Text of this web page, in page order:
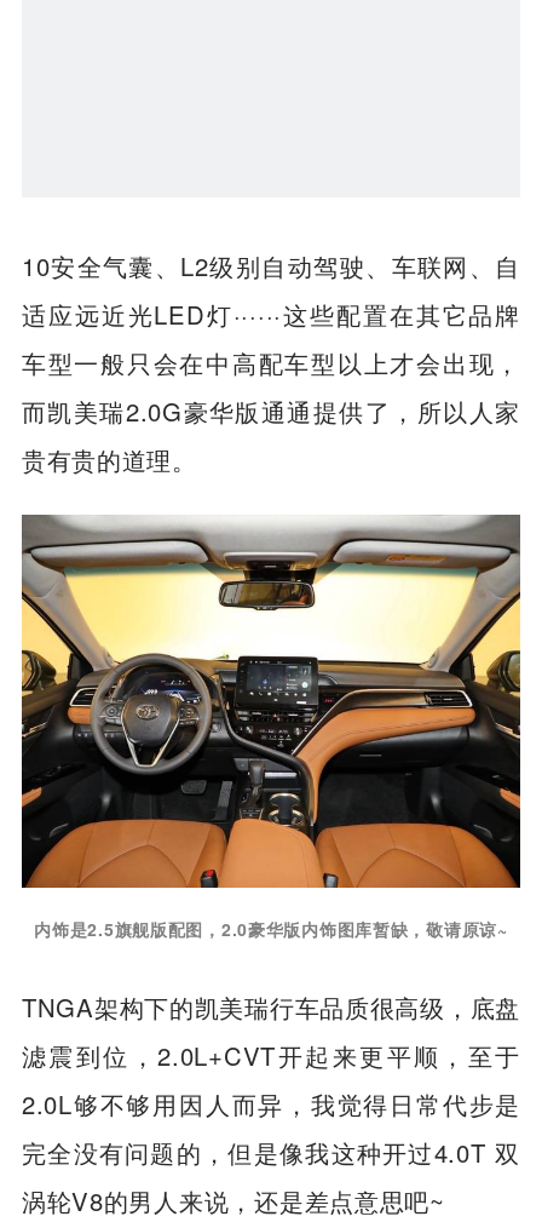
10安全气囊、L2级别自动驾驶、车联网、自
适应远近光LED灯······这些配置在其它品牌
车型一般只会在中高配车型以上才会出现，
贵有贵的道理。
内饰是2.5旗舰版配图，2.0豪华版内饰图库暂缺，敬请原谅~
TNGA架构下的凯美瑞行车品质很高级，底盘
滤震到位，2.0L+CVT开起来更平顺，至于
2.0L够不够用因人而异，我觉得日常代步是